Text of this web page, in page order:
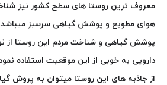
معروف ترین روستا های سطح کشور نیز
هوای مطوبع و پوشش گیاهی سرسبز میباشد.
پوشش گیاهی و شناخت مردم این روستا از
دارویی به خوبی از این موقعیت استفاده
از جاذبه های این روستا میتوان به پروش